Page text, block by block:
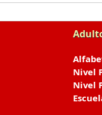
Nivel
Nivel